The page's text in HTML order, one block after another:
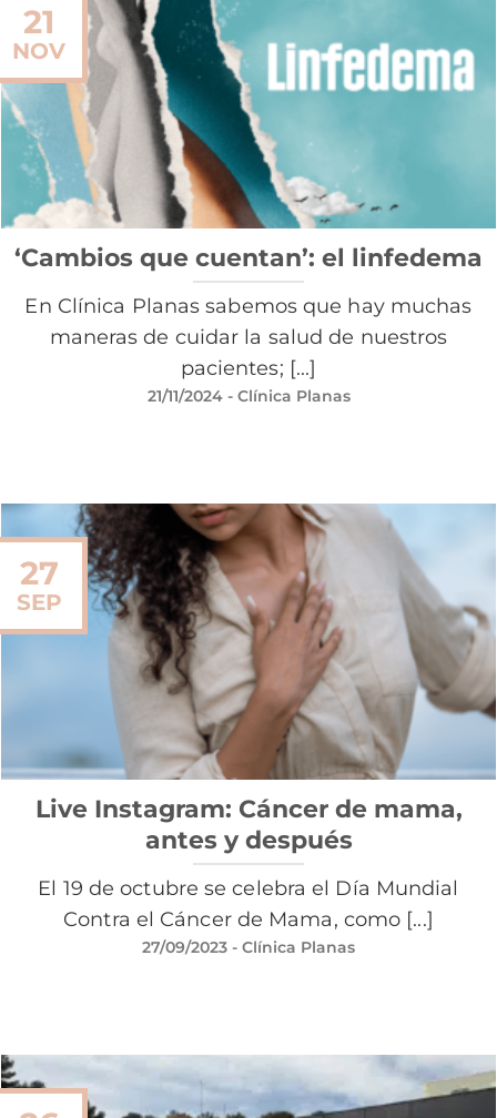
‘Cambios que cuentan’: el linfedema
En Clínica Planas sabemos que hay muchas
maneras de cuidar la salud de nuestros
pacientes; [...]
21/11/2024- Clínica Planas
21
NOV
Live Instagram: Cáncer de mama,
antes y después
El 19 de octubre se celebra el Día Mundial
Contra el Cáncer de Mama, como [...]
27/09/2023 - Clínica Planas
27
SEP